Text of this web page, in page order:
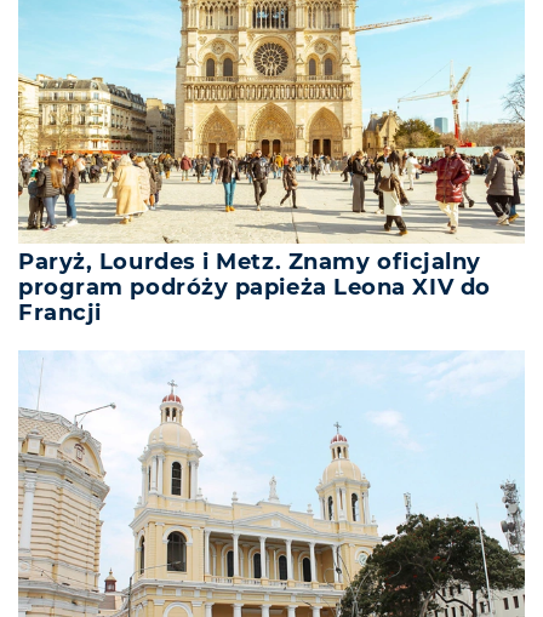
Paryż, Lourdes i Metz. Znamy oficjalny
program podróży papieża Leona XIV do
Francji